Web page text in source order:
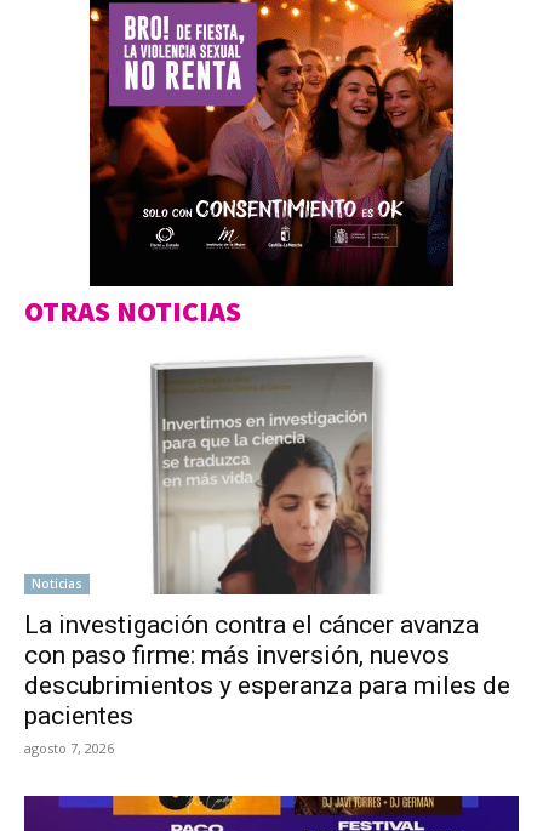
OTRAS NOTICIAS
Noticias
La investigación contra el cáncer avanza
con paso firme: más inversión, nuevos
descubrimientos y esperanza para miles de
pacientes
agosto 7, 2026